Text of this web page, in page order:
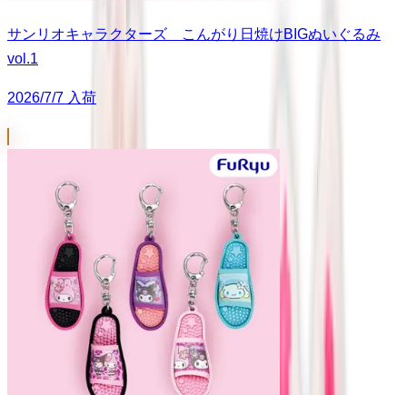
サンリオキャラクターズ こんがり日焼けBIGぬいぐるみ
vol.1
2026/7/7 入荷